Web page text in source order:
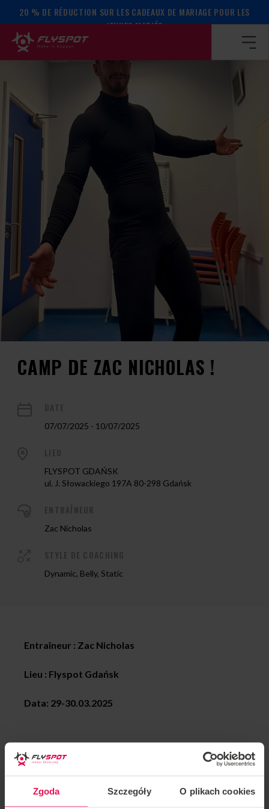
Zgoda Szczegóły O plikach cookies
20 % DE RÉDUCTION SUR LES CADEAUX DE MARIAGE POUR LES
JEUNES MARIÉS
Page d’accueil / Calendrier des événements / Camp de Zac
CAMP DE ZAC NICHOLAS !
07/07/2025 - 10/07/2025
FLYSPOT GDAŃSK
ul. J. Słowackiego 197A 80-298 Gdańsk
Zac Nicholas
Dynamic, Belly, Static
Entraîneur : Zac Nicholas
Lieu : Flyspot Gdańsk
Data: 29-30.03.2025
Flyspot, Zac Nicholas.
Gdansk !